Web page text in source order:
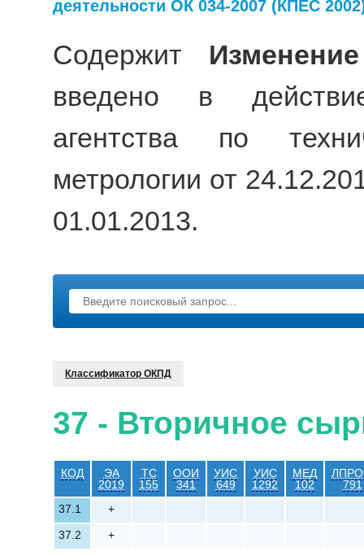
деятельности ОК 034-2007 (КПЕС
Содержит
введено в
агентства по
метрологии от
01.01.2013.
Классификатор ОКПД
37 - Вторичное
КОД
ЭА
2019
ТС
155
ООИ
341
УИС
649
УИС
1292
МЕД
102
791
37.1
+
37.2
+